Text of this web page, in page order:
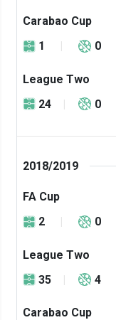
Carabao Cup
1
0
League Two
24
0
2018/2019
FA Cup
2
0
League Two
35
4
Carabao Cup